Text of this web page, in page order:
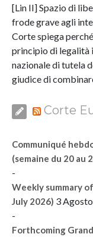
[Lin II] Spazio di
frode grave agli
Corte spiega
principio di legalità
nazionale di tutela
giudice di
Corte
Communiqué
(semaine du 20 au
-
Weekly summary
July 2026) 3
-
Forthcoming